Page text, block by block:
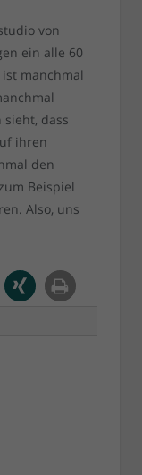
von
ein alle 60
manchmal
dass
ihren
den
Beispiel
Also, uns